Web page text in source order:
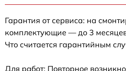
Гарантия от сервиса: на
комплектующие — до 3
Что считается гарантийным
Для работ: Повторное